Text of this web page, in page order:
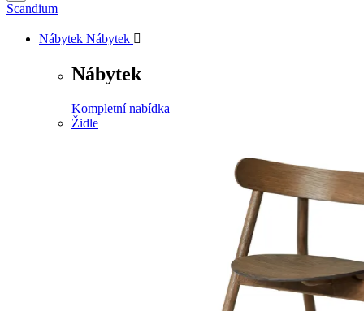
Scandium
Nábytek Nábytek 
Nábytek
Kompletní nabídka
Židle